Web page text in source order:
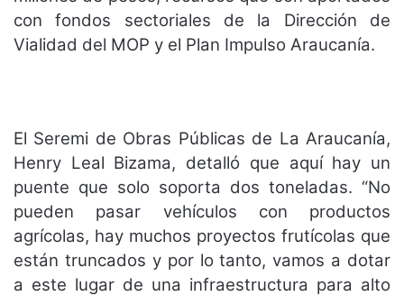
con fondos sectoriales de la Dirección de
Vialidad del MOP y el Plan Impulso Araucanía.
El Seremi de Obras Públicas de La Araucanía,
Henry Leal Bizama, detalló que aquí hay un
puente que solo soporta dos toneladas. “No
pueden pasar vehículos con productos
agrícolas, hay muchos proyectos frutícolas que
están truncados y por lo tanto, vamos a dotar
a este lugar de una infraestructura para alto